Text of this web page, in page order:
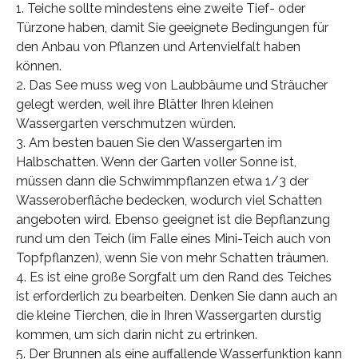
1. Teiche sollte mindestens eine zweite Tief- oder
Türzone haben, damit Sie geeignete Bedingungen für
den Anbau von Pflanzen und Artenvielfalt haben
können.
2. Das See muss weg von Laubbäume und Sträucher
gelegt werden, weil ihre Blätter Ihren kleinen
Wassergarten verschmutzen würden.
3. Am besten bauen Sie den Wassergarten im
Halbschatten. Wenn der Garten voller Sonne ist,
müssen dann die Schwimmpflanzen etwa 1/3 der
Wasseroberfläche bedecken, wodurch viel Schatten
angeboten wird. Ebenso geeignet ist die Bepflanzung
rund um den Teich (im Falle eines Mini-Teich auch von
Topfpflanzen), wenn Sie von mehr Schatten träumen.
4. Es ist eine große Sorgfalt um den Rand des Teiches
ist erforderlich zu bearbeiten. Denken Sie dann auch an
die kleine Tierchen, die in Ihren Wassergarten durstig
kommen, um sich darin nicht zu ertrinken.
5. Der Brunnen als eine auffallende Wasserfunktion kann